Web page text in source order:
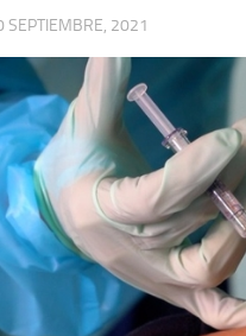
SEPTIEMBRE, 2021